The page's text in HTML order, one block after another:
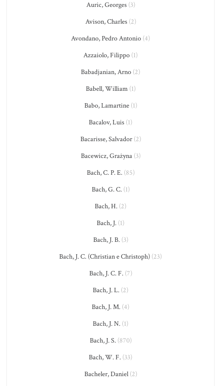
Auric, Georges(3)
Avison, Charles(2)
Avondano, Pedro Antonio (4)
Azzaiolo, Filippo (1)
Babadjanian, Arno (2)
Babell, William(1)
Babo, Lamartine(1)
Bacalov, Luis (1)
Bacarisse, Salvador(2)
Bacewicz, Grażyna(3)
Bach, C. P. E.(85)
Bach, G. C.(1)
Bach, H. (2)
Bach, J. (1)
Bach, J. B.(3)
Bach, J. C. (Christian e Christoph) (23)
Bach, J. C. F.(7)
Bach, J. L. (2)
Bach, J. M. (4)
Bach, J. N. (1)
Bach, J. S.(870)
Bach, W. F. (33)
Bacheler, Daniel(2)